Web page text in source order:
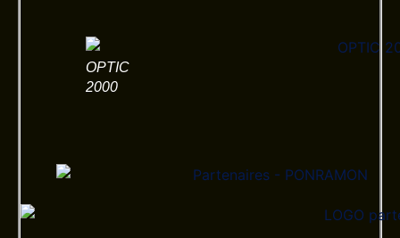
OPTIC
2000